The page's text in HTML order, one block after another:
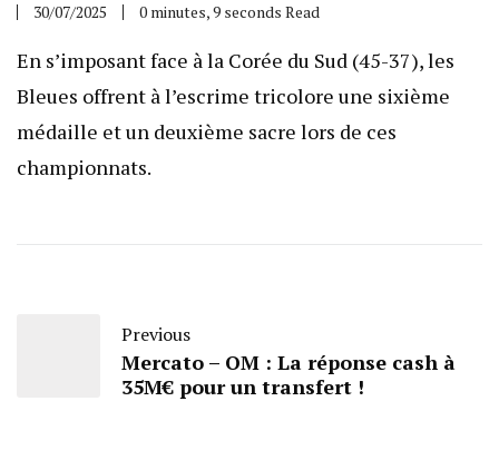
30/07/2025 0 minutes, 9 seconds Read
En s’imposant face à la Corée du Sud (45-37), les
Bleues offrent à l’escrime tricolore une sixième
médaille et un deuxième sacre lors de ces
championnats.
Previous
Mercato – OM : La réponse cash à
35M€ pour un transfert !